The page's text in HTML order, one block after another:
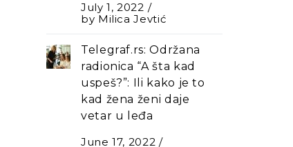
July 1, 2022
by Milica Jevtić
Telegraf.rs: Održana
radionica “A šta kad
uspeš?”: Ili kako je to
kad žena ženi daje
vetar u leđa
June 17, 2022